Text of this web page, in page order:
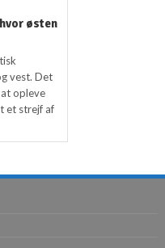
østen
vest. Det
opleve
et strejf af